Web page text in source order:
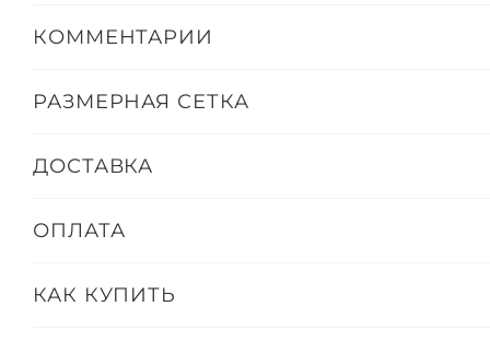
КОММЕНТАРИИ
РАЗМЕРНАЯ СЕТКА
ДОСТАВКА
ОПЛАТА
КАК КУПИТЬ